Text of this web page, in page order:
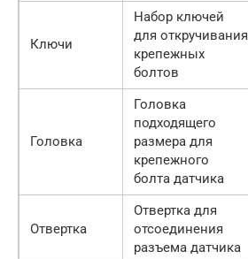
Ключи
Набор ключей
для откручивания
крепежных
болтов
Головка
Головка
подходящего
размера для
крепежного
болта датчика
Отвертка
Отвертка для
отсоединения
разъема датчика